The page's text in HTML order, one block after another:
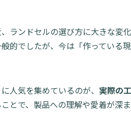
ランドセルの選び方に大きな変
的でしたが、今は「作っている
人気を集めているのが、 実際の
ことで、製品への理解や愛着が深